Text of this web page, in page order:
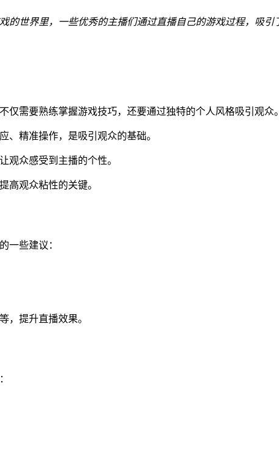
的世界里，一些优秀的主播们通过直播自己的游戏过程，吸
需要熟练掌握游戏技巧，还要通过独特的个人风格吸引观众
、精准操作，是吸引观众的基础。
观众感受到主播的个性。
高观众粘性的关键。
一些建议：
，提升直播效果。